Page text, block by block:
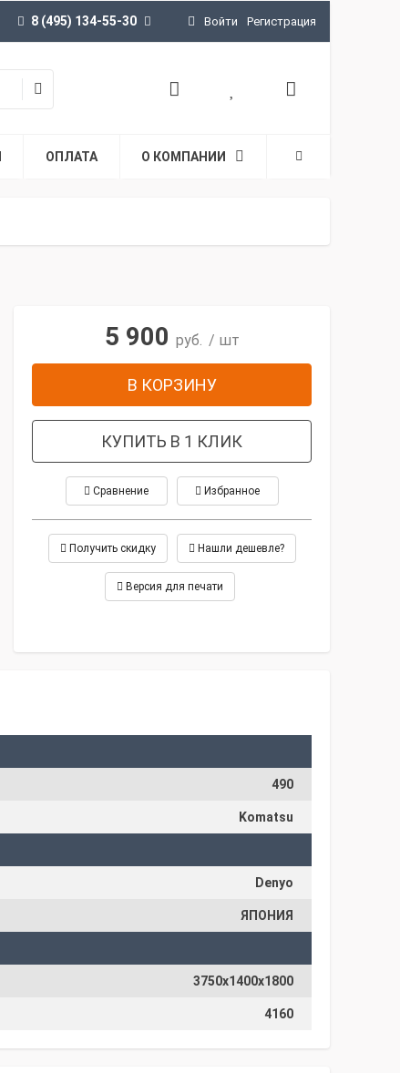
8 (495) 134-55-30 Войти Регистрация
ОПЛАТА О КОМПАНИИ
5 900 руб. / шт
В КОРЗИНУ
КУПИТЬ В 1 КЛИК
Сравнение Избранное
Получить скидку Нашли дешевле?
Версия для печати
490
Komatsu
Denyo
ЯПОНИЯ
3750x1400x1800
4160